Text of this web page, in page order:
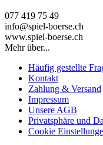
077 419 75 49
info@spiel-boerse.ch
www.spiel-boerse.ch
Mehr über...
Häufig gestellte
Kontakt
Zahlung & Versand
Impressum
Unsere AGB
Privatsphäre und
Cookie